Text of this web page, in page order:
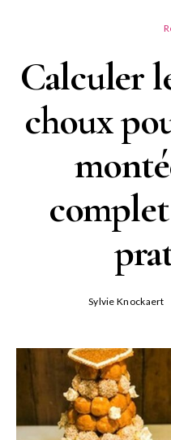
Calculer
choux
Sylvie Knockaert